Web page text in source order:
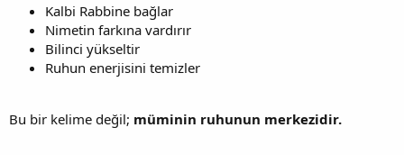
Kalbi Rabbine bağlar
Nimetin farkına vardırır
Bilinci yükseltir
Ruhun enerjisini temizler
Bu bir kelime değil; müminin ruhunun merkezidir.